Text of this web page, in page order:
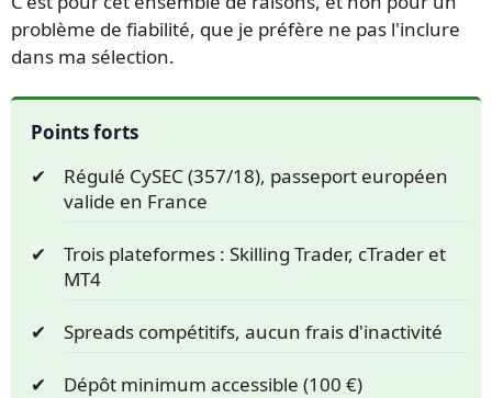
problème de fiabilité, que je préfère ne pas l'inclure
dans ma sélection.
Points forts
Régulé CySEC (357/18), passeport européen
valide en France
Trois plateformes : Skilling Trader, cTrader et
MT4
Spreads compétitifs, aucun frais d'inactivité
Dépôt minimum accessible (100 €)